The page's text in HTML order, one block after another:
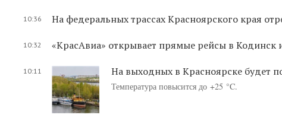
10:36 На федеральных трассах Красноярского края
10:32 «КрасАвиа» открывает прямые рейсы в Кодинск
10:11 На выходных в Красноярске будет
Температура повысится до +25 °C.